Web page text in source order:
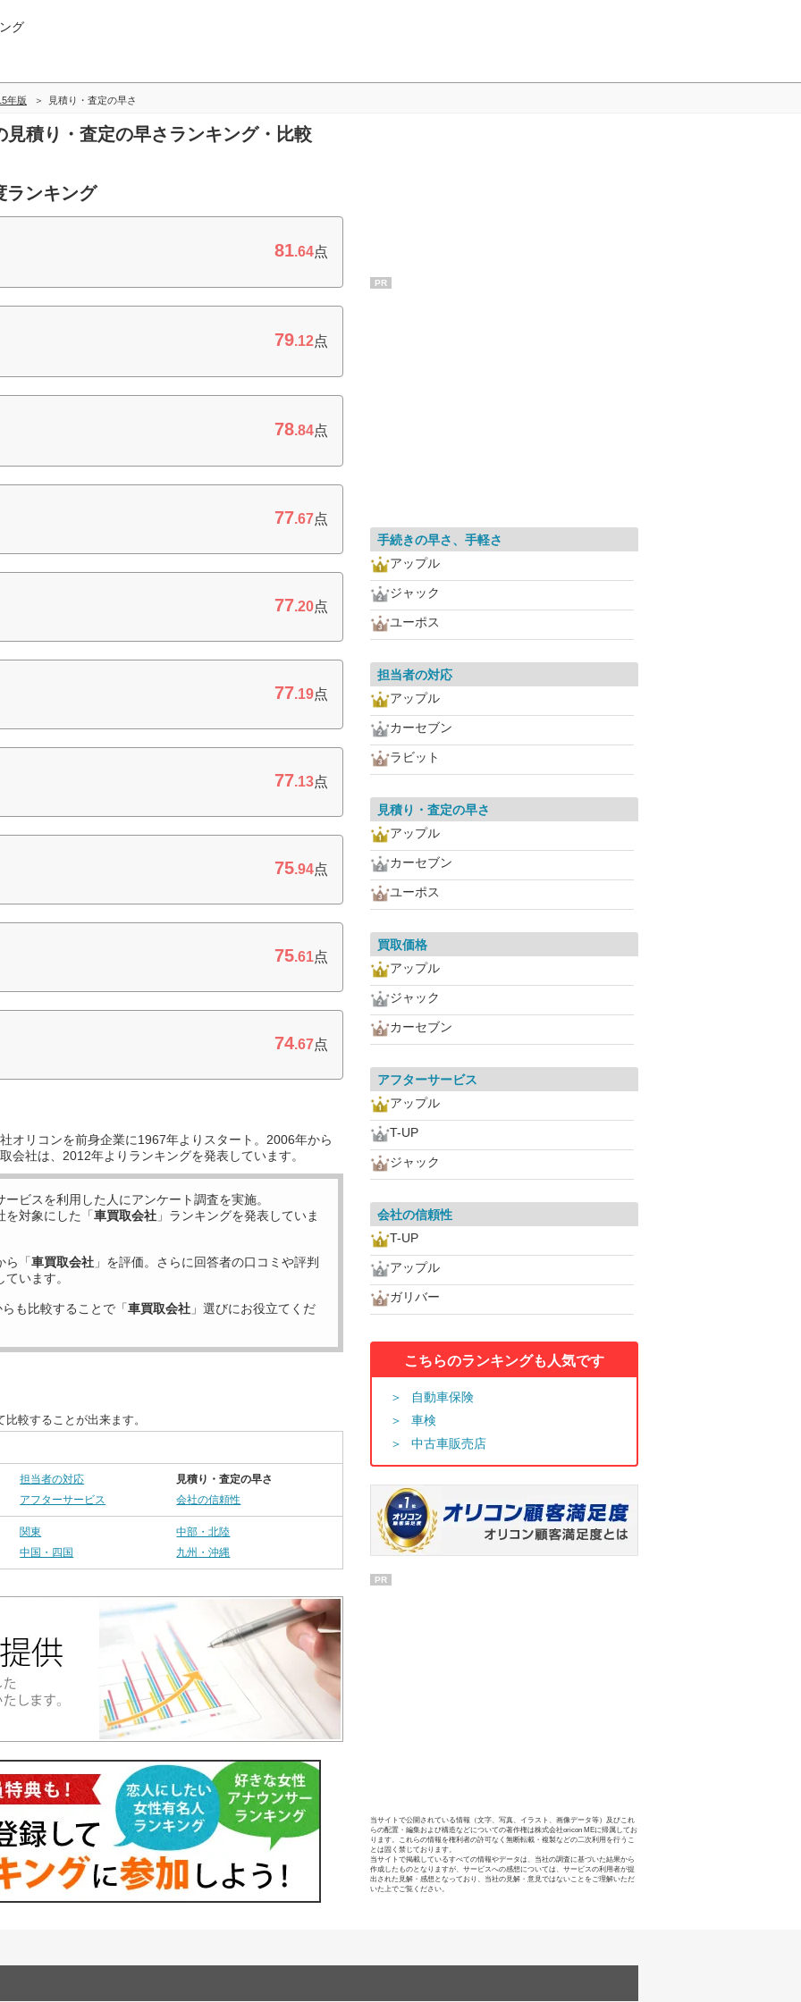
グ
年版 見積り・査定の早さ
積り・査定の早さランキング・比較
ランキング
81.64点
79.12点
78.84点
77.67点
77.20点
77.19点
77.13点
75.94点
75.61点
74.67点
オリコンを前身企業に1967年よりスタート。2006年から
会社は、2012年よりランキングを発表しています。
ービスを利用した 人にアンケート調査を実施。
を対象にした「車買取会社 」ランキングを発表していま
ら「車買取会社 」を評価。さらに回答者の口コミや評判
います。
も比較することで「車買取会社 」選びにお役立てくだ
較することが出来ます。
担当者の対応
見積り・査定の早さ
アフターサービス
会社の信頼性
関東
中部・北陸
中国・四国
九州・沖縄
PR
手続きの早さ、手軽さ
アップル
ジャック
ユーポス
担当者の対応
アップル
カーセブン
ラビット
見積り・査定の早さ
アップル
カーセブン
ユーポス
買取価格
アップル
ジャック
カーセブン
アフターサービス
アップル
T-UP
ジャック
会社の信頼性
T-UP
アップル
ガリバー
こちらのランキングも人気です
自動車保険
車検
中古車販売店
PR
当サイトで公開されている情報（文字、写真、イラスト、画像データ等）及びこれ
らの配置・編集および構造などについての著作権は株式会社oricon MEに帰属してお
ります。これらの情報を権利者の許可なく無断転載・複製などの二次利用を行うこ
とは固く禁じております。
当サイトで掲載しているすべての情報やデータは、当社の調査に基づいた結果から
作成したものとなりますが、サービスへの感想については、サービスの利用者が提
出された見解・感想となっており、当社の見解・意見ではないことをご理解いただ
いた上でご覧ください。